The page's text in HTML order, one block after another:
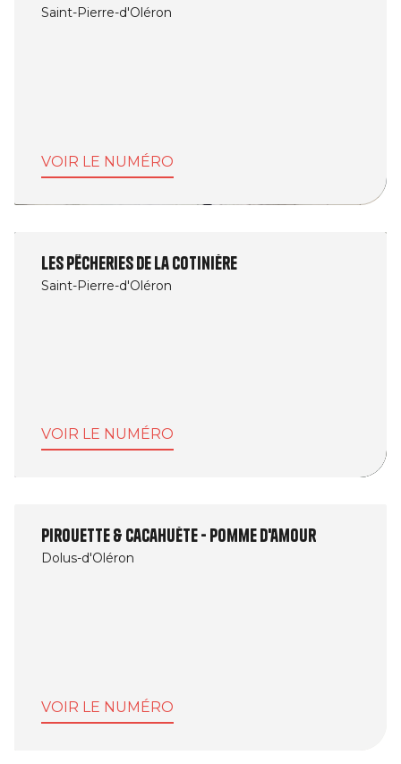
Saint-Pierre-d'Oléron
VOIR LE NUMÉRO
Les Pêcheries de la Cotinière
Saint-Pierre-d'Oléron
VOIR LE NUMÉRO
Pirouette & Cacahuète - Pomme d'amour
Dolus-d'Oléron
VOIR LE NUMÉRO